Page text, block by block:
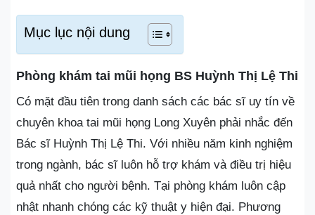
Mục lục nội dung
Phòng khám tai mũi họng BS Huỳnh Thị Lệ Thi
Có mặt đầu tiên trong danh sách các bác sĩ uy tín về
chuyên khoa tai mũi họng Long Xuyên phải nhắc đến
Bác sĩ Huỳnh Thị Lệ Thi. Với nhiều năm kinh nghiệm
trong ngành, bác sĩ luôn hỗ trợ khám và điều trị hiệu
quả nhất cho người bệnh. Tại phòng khám luôn cập
nhật nhanh chóng các kỹ thuật y hiện đại. Phương